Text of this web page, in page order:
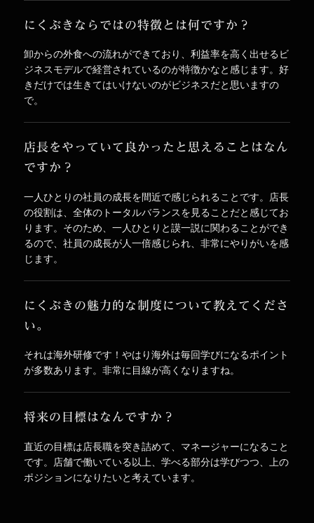
にくぶきならではの特徴とは何ですか？
卸からの外食への流れができており、利益率を高く出せるビ
ジネスモデルで経営されているのが特徴かなと感じます。好
きだけでは生きてはいけないのがビジネスだと思いますの
で。
店長をやっていて良かったと思えることはなん
ですか？
一人ひとりの社員の成長を間近で感じられることです。店長
の役割は、全体のトータルバランスを見ることだと感じてお
ります。そのため、一人ひとりと謨一説に関わることができ
るので、社員の成長が人一倍感じられ、非常にやりがいを感
じます。
にくぶきの魅力的な制度について教えてくださ
い。
それは海外研修です！やはり海外は毎回学びになるポイント
が多数あります。非常に目線が高くなりますね。
将来の目標はなんですか？
直近の目標は店長職を突き詰めて、マネージャーになること
です。店舗で働いている以上、学べる部分は学びつつ、上の
ポジションになりたいと考えています。